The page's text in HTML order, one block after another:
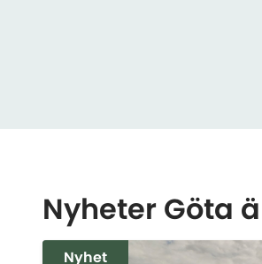
Nyheter Göta
Nyhet